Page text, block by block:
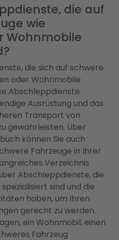
die auf
wie
Wohnmobile
die sich auf schwere
oder Wohnmobile
Abschleppdienste
Ausrüstung und das
Transport von
gewährleisten. Über
können Sie auch
Fahrzeuge in Ihrer
Verzeichnis
Abschleppdienste, die
sind und die
haben, um Ihren
gerecht zu werden.
ein Wohnmobil, einen
Fahrzeug